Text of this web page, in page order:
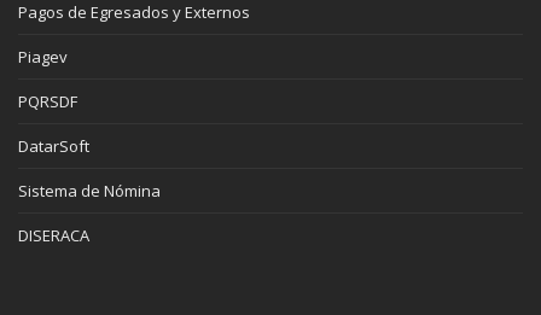
Pagos de Egresados y Externos
Piagev
PQRSDF
DatarSoft
Sistema de Nómina
DISERACA